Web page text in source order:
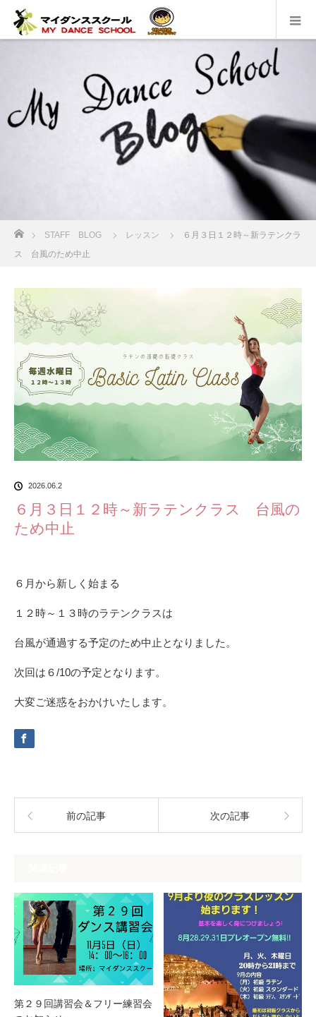
ホーム
STAFF BLOG レッスン
６月３日１２時～新ラテンクラ
ス 台風のため中止
2026.06.2
６月３日１２時～新ラテンクラス 台風の
ため中止
６月から新しく始まる
１２時～１３時のラテンクラスは
台風が通過する予定のため中止となりました。
次回は６/10の予定となります。
大変ご迷惑をおかけいたします。
前の記事 次の記事
第２９回講習会＆フリー練習会